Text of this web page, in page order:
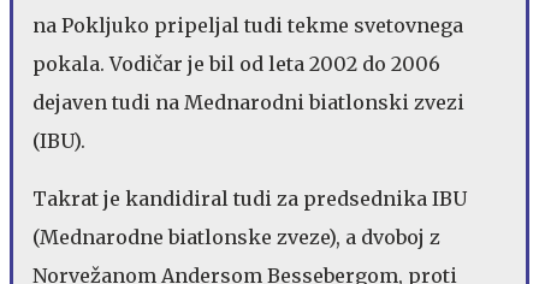
na Pokljuko pripeljal tudi tekme svetovnega
pokala. Vodičar je bil od leta 2002 do 2006
dejaven tudi na Mednarodni biatlonski zvezi
(IBU).
Takrat je kandidiral tudi za predsednika IBU
(Mednarodne biatlonske zveze), a dvoboj z
Norvežanom Andersom Bessebergom, proti